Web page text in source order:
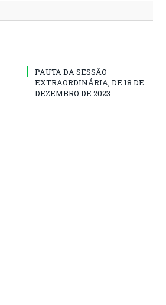
PAUTA DA SESSÃO
EXTRAORDINÁRIA, DE 18 DE
DEZEMBRO DE 2023